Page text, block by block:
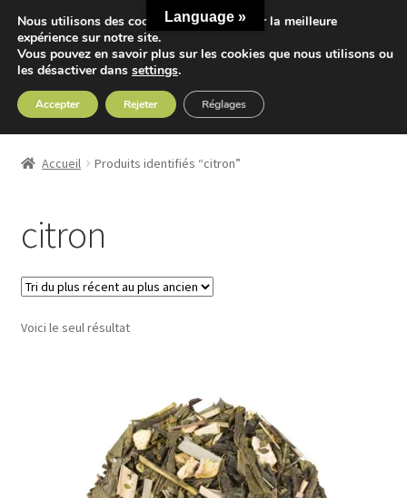
Aller
à
la
navigation
Aller
au
contenu
Accueil
Nos Tisanes
Detox
Sport
Accueil Produits identifiés “citron”
citron
Voici le seul résultat
Language »
Nous utilisons des cookies pour vous offrir la meilleure
expérience sur notre site.
Vous pouvez en savoir plus sur les cookies que nous utilisons ou
les désactiver dans settings.
Accepter Rejeter Réglages